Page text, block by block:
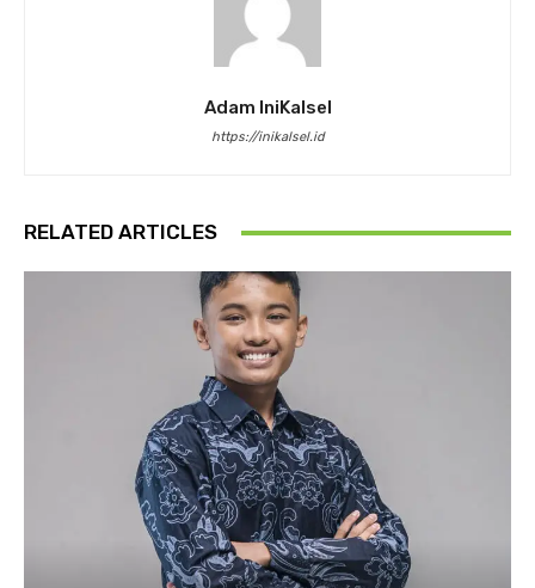
Adam IniKalsel
https://inikalsel.id
RELATED ARTICLES